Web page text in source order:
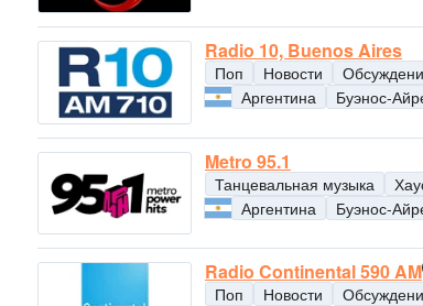
Radio 10, Buenos Aires
Поп Новости
Аргентина
Буэнос-
Metro 95.1
Танцевальная музыка
Аргентина
Буэнос-
Radio Continental 590 AM
Поп
Новости